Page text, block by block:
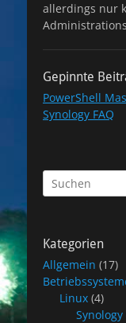
allerdings nur
Gepinnte
PowerShell
Synology FAQ
Suchen
nach:
Kategorien
Allgemein (17)
Linux (4)
Synology